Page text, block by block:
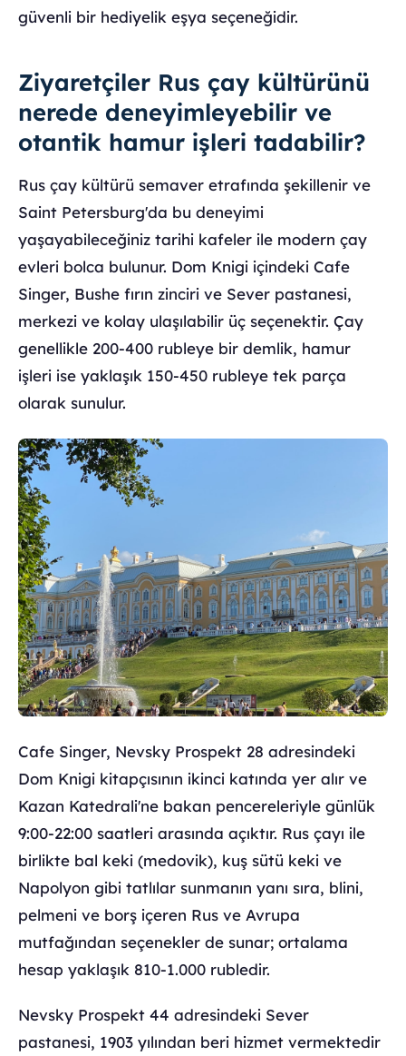
güvenli bir hediyelik eşya seçeneğidir.
Ziyaretçiler Rus çay kültürünü
nerede deneyimleyebilir ve
otantik hamur işleri tadabilir?
Rus çay kültürü semaver etrafında şekillenir ve
Saint Petersburg'da bu deneyimi
yaşayabileceğiniz tarihi kafeler ile modern çay
evleri bolca bulunur. Dom Knigi içindeki Cafe
Singer, Bushe fırın zinciri ve Sever pastanesi,
merkezi ve kolay ulaşılabilir üç seçenektir. Çay
genellikle 200-400 rubleye bir demlik, hamur
işleri ise yaklaşık 150-450 rubleye tek parça
olarak sunulur.
Cafe Singer, Nevsky Prospekt 28 adresindeki
Dom Knigi kitapçısının ikinci katında yer alır ve
Kazan Katedrali'ne bakan pencereleriyle günlük
9:00-22:00 saatleri arasında açıktır. Rus çayı ile
birlikte bal keki (medovik), kuş sütü keki ve
Napolyon gibi tatlılar sunmanın yanı sıra, blini,
pelmeni ve borş içeren Rus ve Avrupa
mutfağından seçenekler de sunar; ortalama
hesap yaklaşık 810-1.000 rubledir.
Nevsky Prospekt 44 adresindeki Sever
pastanesi, 1903 yılından beri hizmet vermektedir